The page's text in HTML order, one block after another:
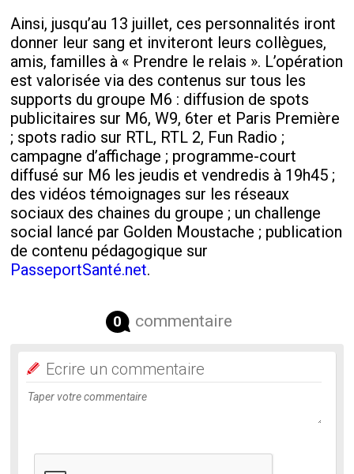
Ainsi, jusqu’au 13 juillet, ces personnalités iront
donner leur sang et inviteront leurs collègues,
amis, familles à « Prendre le relais ». L’opération
est valorisée via des contenus sur tous les
supports du groupe M6 : diffusion de spots
publicitaires sur M6, W9, 6ter et Paris Première
; spots radio sur RTL, RTL 2, Fun Radio ;
campagne d’affichage ; programme-court
diffusé sur M6 les jeudis et vendredis à 19h45 ;
des vidéos témoignages sur les réseaux
sociaux des chaines du groupe ; un challenge
social lancé par Golden Moustache ; publication
de contenu pédagogique sur
PasseportSanté.net.
0 commentaire
Ecrire un commentaire